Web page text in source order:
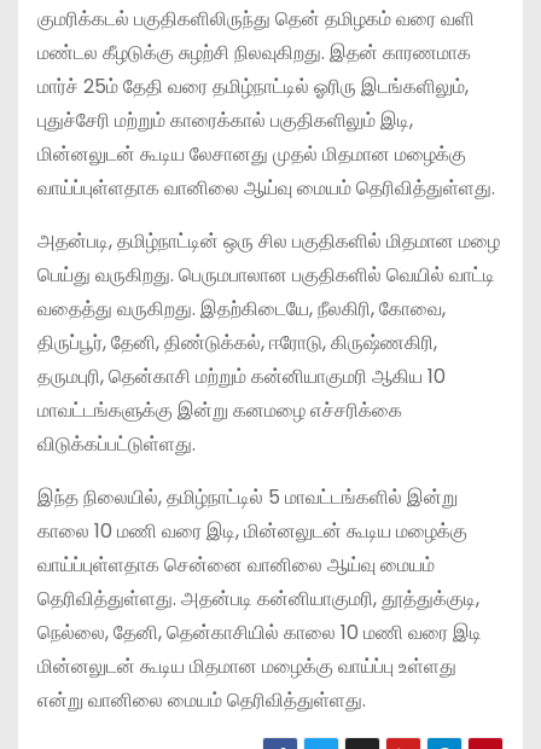
குமரிக்கடல் பகுதிகளிலிருந்து தென் தமிழகம் வரை வளி
மண்டல கீழடுக்கு சுழற்சி நிலவுகிறது. இதன் காரணமாக
மார்ச் 25ம் தேதி வரை தமிழ்நாட்டில் ஓரிரு இடங்களிலும்,
புதுச்சேரி மற்றும் காரைக்கால் பகுதிகளிலும் இடி,
மின்னலுடன் கூடிய லேசானது முதல் மிதமான மழைக்கு
வாய்ப்புள்ளதாக வானிலை ஆய்வு மையம் தெரிவித்துள்ளது.
அதன்படி, தமிழ்நாட்டின் ஒரு சில பகுதிகளில் மிதமான மழை
பெய்து வருகிறது. பெருமபாலான பகுதிகளில் வெயில் வாட்டி
வதைத்து வருகிறது. இதற்கிடையே, நீலகிரி, கோவை,
திருப்பூர், தேனி, திண்டுக்கல், ஈரோடு, கிருஷ்ணகிரி,
தருமபுரி, தென்காசி மற்றும் கன்னியாகுமரி ஆகிய 10
மாவட்டங்களுக்கு இன்று கனமழை எச்சரிக்கை
விடுக்கப்பட்டுள்ளது.
இந்த நிலையில், தமிழ்நாட்டில் 5 மாவட்டங்களில் இன்று
காலை 10 மணி வரை இடி, மின்னலுடன் கூடிய மழைக்கு
வாய்ப்புள்ளதாக சென்னை வானிலை ஆய்வு மையம்
தெரிவித்துள்ளது. அதன்படி கன்னியாகுமரி, தூத்துக்குடி,
நெல்லை, தேனி, தென்காசியில் காலை 10 மணி வரை இடி
மின்னலுடன் கூடிய மிதமான மழைக்கு வாய்ப்பு உள்ளது
என்று வானிலை மையம் தெரிவித்துள்ளது.